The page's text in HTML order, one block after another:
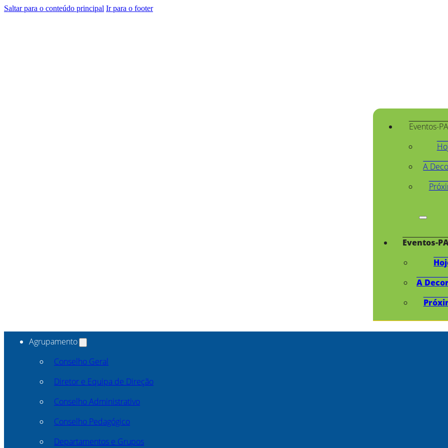
Saltar para o conteúdo principal Ir para o footer
Eventos-
A
Eventos-
A
Agrupamento
Conselho Geral
Diretor e Equipa de Direção
Conselho Administrativo
Conselho Pedagógico
Departamentos e Grupos